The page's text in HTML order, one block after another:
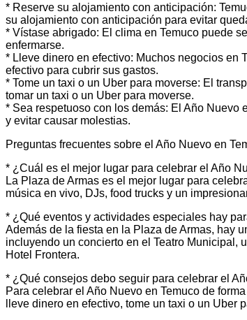
* Reserve su alojamiento con anticipación:
su alojamiento con anticipación para evitar
* Vístase abrigado: El clima en Temuco puede
enfermarse.
* Lleve dinero en efectivo: Muchos negocios en
efectivo para cubrir sus gastos.
* Tome un taxi o un Uber para moverse: El
tomar un taxi o un Uber para moverse.
* Sea respetuoso con los demás: El Año Nuevo
y evitar causar molestias.
Preguntas frecuentes sobre el Año Nuevo en
* ¿Cuál es el mejor lugar para celebrar el Año
La Plaza de Armas es el mejor lugar para
música en vivo, DJs, food trucks y un
* ¿Qué eventos y actividades especiales hay
Además de la fiesta en la Plaza de Armas, hay
incluyendo un concierto en el Teatro Municipal,
Hotel Frontera.
* ¿Qué consejos debo seguir para celebrar el
Para celebrar el Año Nuevo en Temuco de
lleve dinero en efectivo, tome un taxi o un Uber